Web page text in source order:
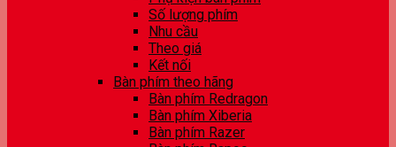
Số lượng phím
Nhu cầu
Theo giá
Kết nối
Bàn phím theo hãng
Bàn phím Redragon
Bàn phím Xiberia
Bàn phím Razer